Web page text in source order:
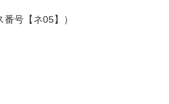
番号【ネ05】）